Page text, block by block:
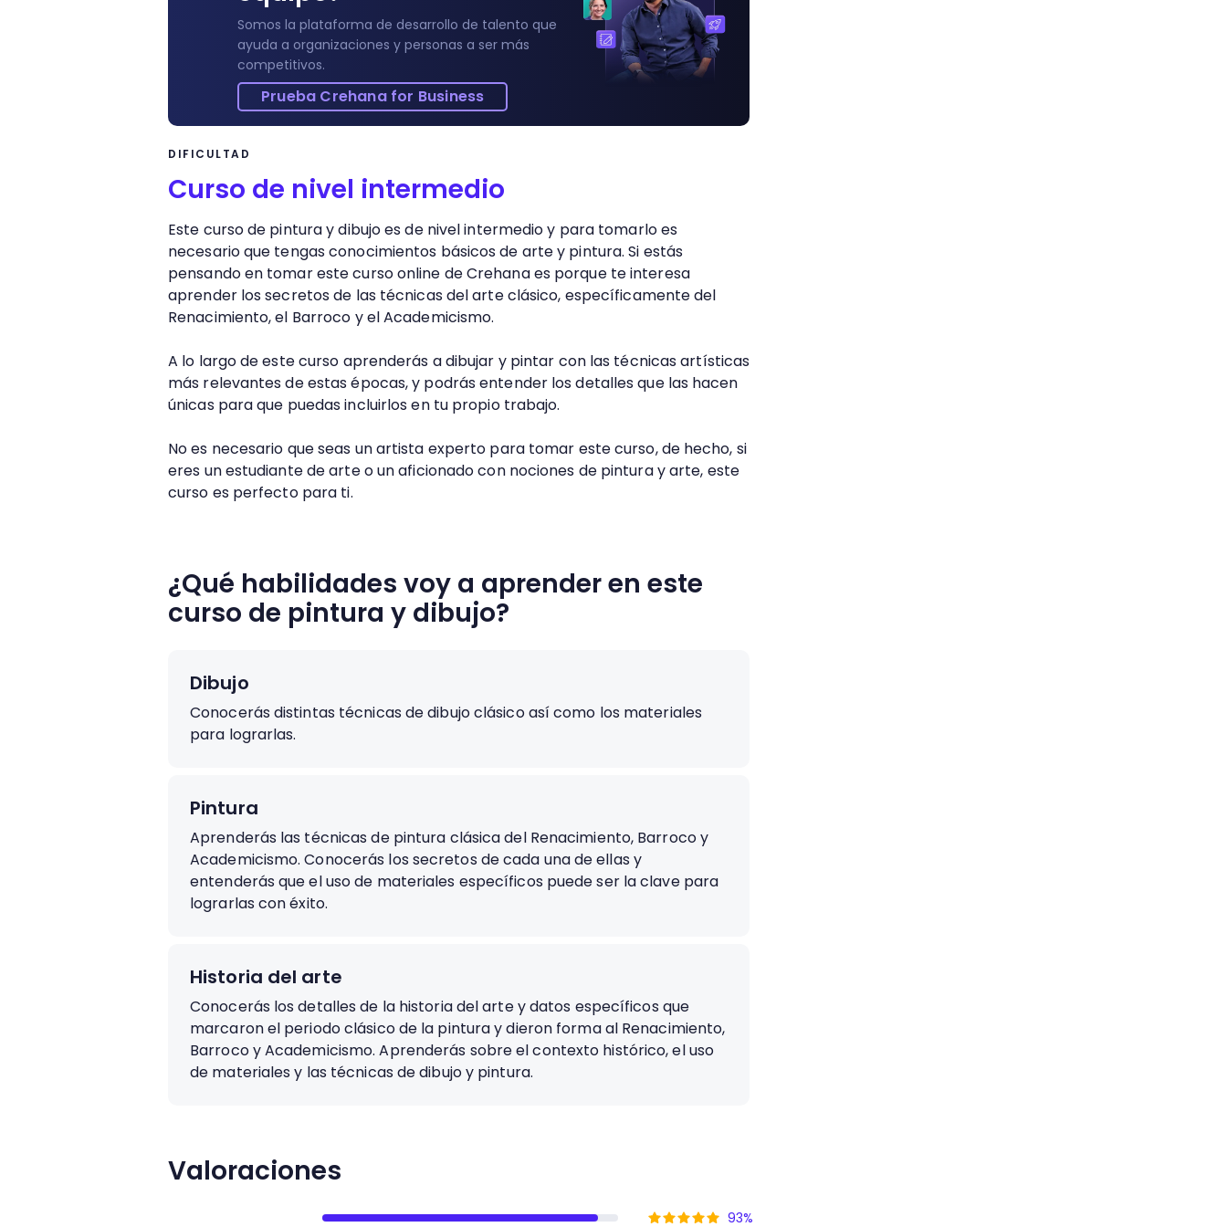
Culminación rostro y cuello
4m 41s
Acabados del dibujo 5m 49s
Somos la plataforma de desarrollo de talento que
ayuda a organizaciones y personas a ser más
competitivos.
Prueba Crehana for Business
DIFICULTAD
Curso de nivel intermedio
Este curso de pintura y dibujo es de nivel intermedio y para tomarlo es
necesario que tengas conocimientos básicos de arte y pintura. Si estás
pensando en tomar este curso online de Crehana es porque te interesa
aprender los secretos de las técnicas del arte clásico, específicamente del
Renacimiento, el Barroco y el Academicismo.
A lo largo de este curso aprenderás a dibujar y pintar con las técnicas artísticas
más relevantes de estas épocas, y podrás entender los detalles que las hacen
únicas para que puedas incluirlos en tu propio trabajo.
No es necesario que seas un artista experto para tomar este curso, de hecho, si
eres un estudiante de arte o un aficionado con nociones de pintura y arte, este
curso es perfecto para ti.
¿Qué habilidades voy a aprender en este
curso de pintura y dibujo?
Dibujo
Conocerás distintas técnicas de dibujo clásico así como los materiales
para lograrlas.
Pintura
Aprenderás las técnicas de pintura clásica del Renacimiento, Barroco y
Academicismo. Conocerás los secretos de cada una de ellas y
entenderás que el uso de materiales específicos puede ser la clave para
lograrlas con éxito.
Historia del arte
Conocerás los detalles de la historia del arte y datos específicos que
marcaron el periodo clásico de la pintura y dieron forma al Renacimiento,
Barroco y Academicismo. Aprenderás sobre el contexto histórico, el uso
de materiales y las técnicas de dibujo y pintura.
Valoraciones
93%